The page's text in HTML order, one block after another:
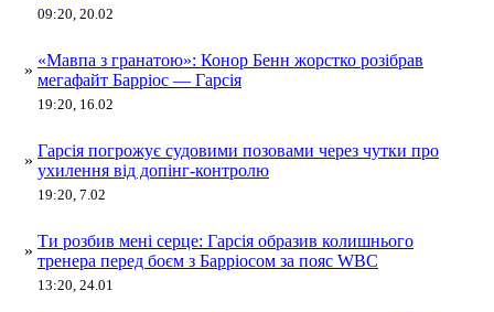
09:20, 20.02
»
«Мавпа з гранатою»: Конор Бенн жорстко розібрав
мегафайт Барріос — Гарсія
19:20, 16.02
»
Гарсія погрожує судовими позовами через чутки про
ухилення від допінг-контролю
19:20, 7.02
»
Ти розбив мені серце: Гарсія образив колишнього
тренера перед боєм з Барріосом за пояс WBC
13:20, 24.01